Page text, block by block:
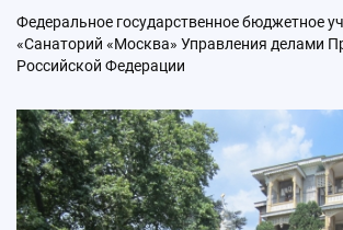
Федеральное государственное бюджетное
«Санаторий «Москва» Управления делами
Российской Федерации